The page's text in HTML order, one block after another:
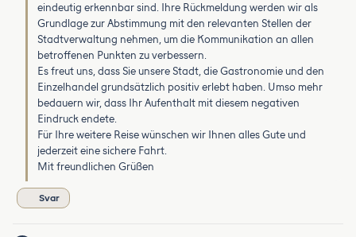
eindeutig erkennbar sind. Ihre Rückmeldung werden wir als
Grundlage zur Abstimmung mit den relevanten Stellen der
Stadtverwaltung nehmen, um die Kommunikation an allen
betroffenen Punkten zu verbessern.
Es freut uns, dass Sie unsere Stadt, die Gastronomie und den
Einzelhandel grundsätzlich positiv erlebt haben. Umso mehr
bedauern wir, dass Ihr Aufenthalt mit diesem negativen
Eindruck endete.
Für Ihre weitere Reise wünschen wir Ihnen alles Gute und
jederzeit eine sichere Fahrt.
Mit freundlichen Grüßen
Svar